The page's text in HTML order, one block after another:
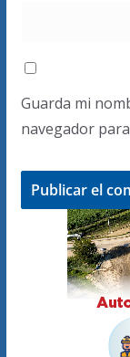
Guarda mi
navegador